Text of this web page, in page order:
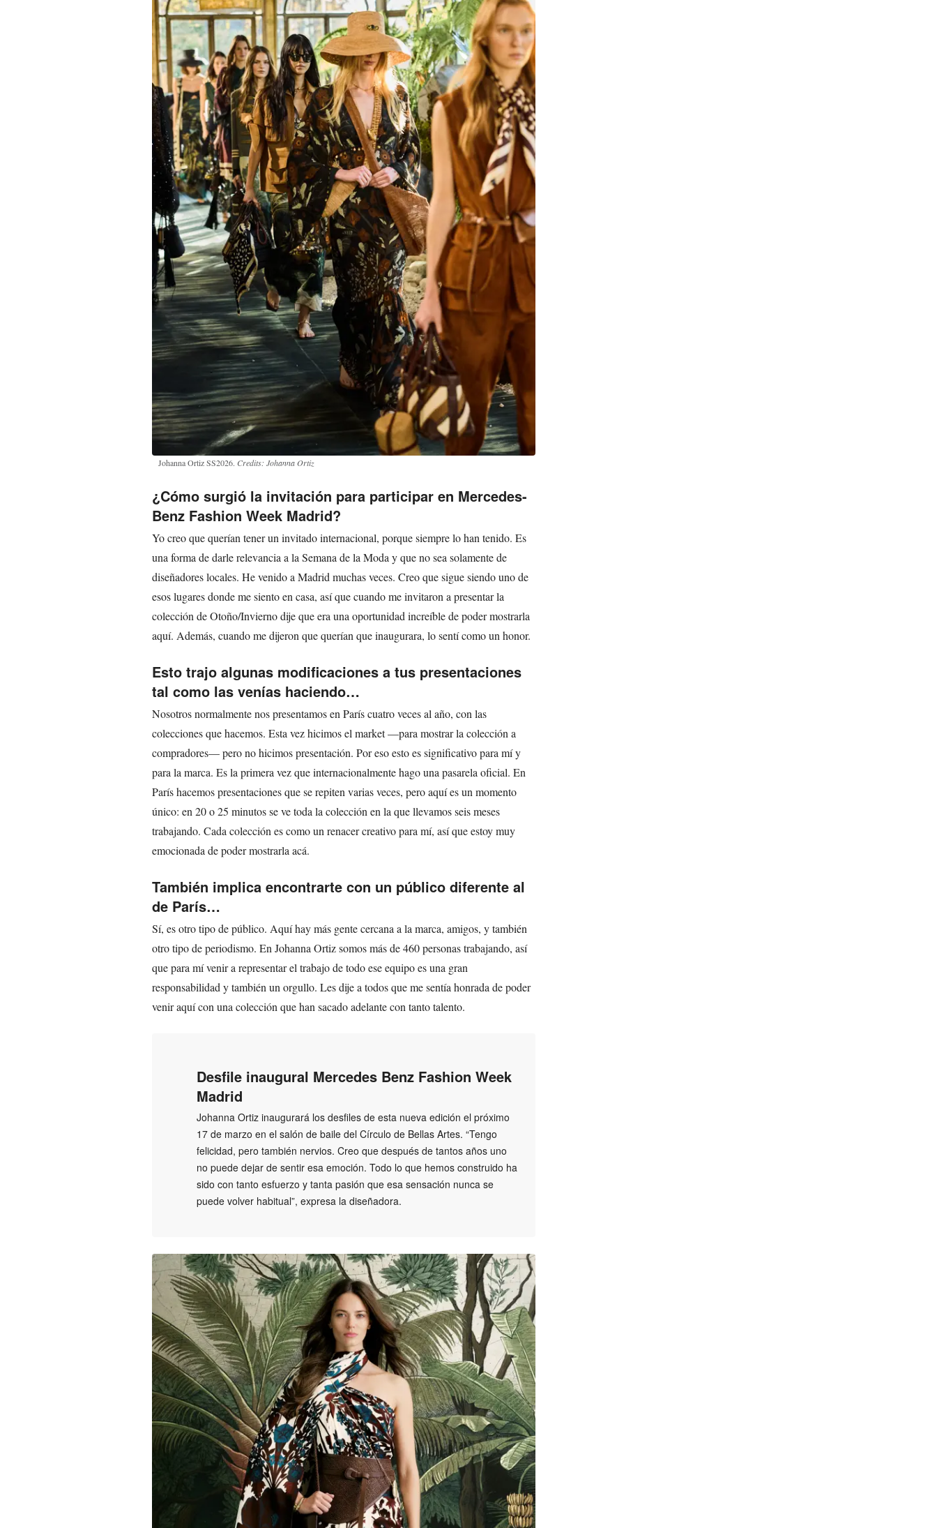
Johanna Ortiz SS2026. Credits: Johanna Ortiz
¿Cómo surgió la invitación para participar en Mercedes-
Benz Fashion Week Madrid?
Yo creo que querían tener un invitado internacional, porque siempre lo han tenido. Es
una forma de darle relevancia a la Semana de la Moda y que no sea solamente de
diseñadores locales. He venido a Madrid muchas veces. Creo que sigue siendo uno de
esos lugares donde me siento en casa, así que cuando me invitaron a presentar la
colección de Otoño/Invierno dije que era una oportunidad increíble de poder mostrarla
aquí. Además, cuando me dijeron que querían que inaugurara, lo sentí como un honor.
Esto trajo algunas modificaciones a tus presentaciones
tal como las venías haciendo…
Nosotros normalmente nos presentamos en París cuatro veces al año, con las
colecciones que hacemos. Esta vez hicimos el market —para mostrar la colección a
compradores— pero no hicimos presentación. Por eso esto es significativo para mí y
para la marca. Es la primera vez que internacionalmente hago una pasarela oficial. En
París hacemos presentaciones que se repiten varias veces, pero aquí es un momento
único: en 20 o 25 minutos se ve toda la colección en la que llevamos seis meses
trabajando. Cada colección es como un renacer creativo para mí, así que estoy muy
emocionada de poder mostrarla acá.
También implica encontrarte con un público diferente al
de París…
Sí, es otro tipo de público. Aquí hay más gente cercana a la marca, amigos, y también
otro tipo de periodismo. En Johanna Ortiz somos más de 460 personas trabajando, así
que para mí venir a representar el trabajo de todo ese equipo es una gran
responsabilidad y también un orgullo. Les dije a todos que me sentía honrada de poder
venir aquí con una colección que han sacado adelante con tanto talento.
Desfile inaugural Mercedes Benz Fashion Week
Madrid
Johanna Ortiz inaugurará los desfiles de esta nueva edición el próximo
17 de marzo en el salón de baile del Círculo de Bellas Artes. “Tengo
felicidad, pero también nervios. Creo que después de tantos años uno
no puede dejar de sentir esa emoción. Todo lo que hemos construido ha
sido con tanto esfuerzo y tanta pasión que esa sensación nunca se
puede volver habitual”, expresa la diseñadora.